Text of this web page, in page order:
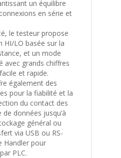
un équilibre
en série et
le testeur propose
HI/LO basée sur la
et un mode
avec grands chiffres
et rapide.
également des
pour la fiabilité et la
du contact des
données jusqu’à
général ou
via USB ou RS-
Handler pour
PLC.